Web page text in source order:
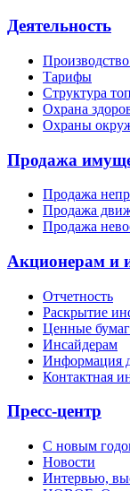
Деятельность
Тарифы
Структура
Охрана
Охраны
Продажа
Продажа
Продажа
Продажа
Акционерам и
Отчетность
Раскрытие
Ценные
Инсайдерам
Информация
Контактная
Пресс-центр
С новым
Новости
Интервью,